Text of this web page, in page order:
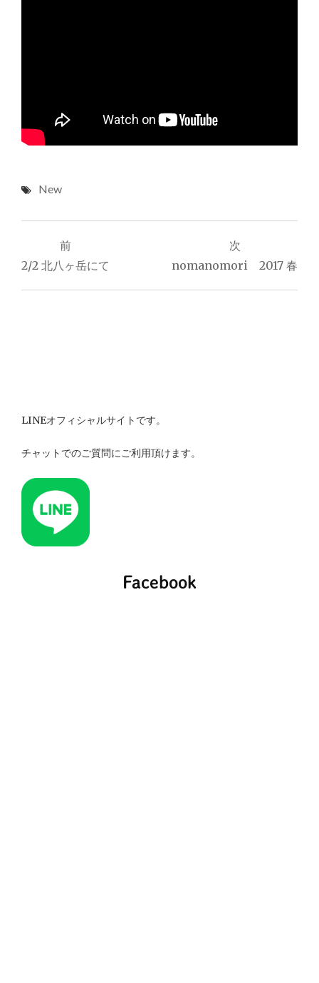
New
稿
ナ
ョ
ン
前
2/2 北八ヶ岳にて
次
nomanomori 2017 春
LINEオフィシャルサイトです。
チャットでのご質問にご利用頂けます。
Facebook